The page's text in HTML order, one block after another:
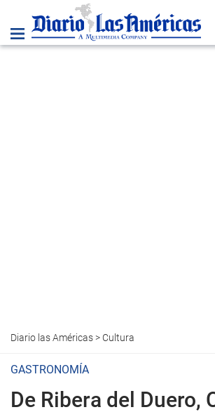
Diario las Américas> Cultura
GASTRONOMÍA
De Ribera del Duero,